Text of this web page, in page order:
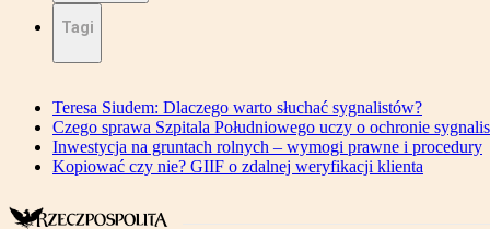
Tagi
Teresa Siudem: Dlaczego warto słuchać sygnalistów?
Czego sprawa Szpitala Południowego uczy o ochronie
Inwestycja na gruntach rolnych – wymogi prawne i procedury
Kopiować czy nie? GIIF o zdalnej weryfikacji klienta